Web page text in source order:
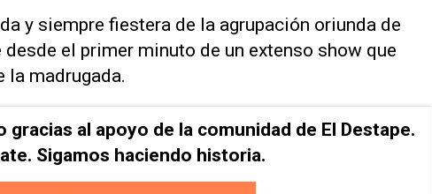
y siempre fiestera de la agrupación oriunda de
el primer minuto de un extenso show que
la madrugada.
al apoyo de la comunidad de El Destape.
Sigamos haciendo historia.